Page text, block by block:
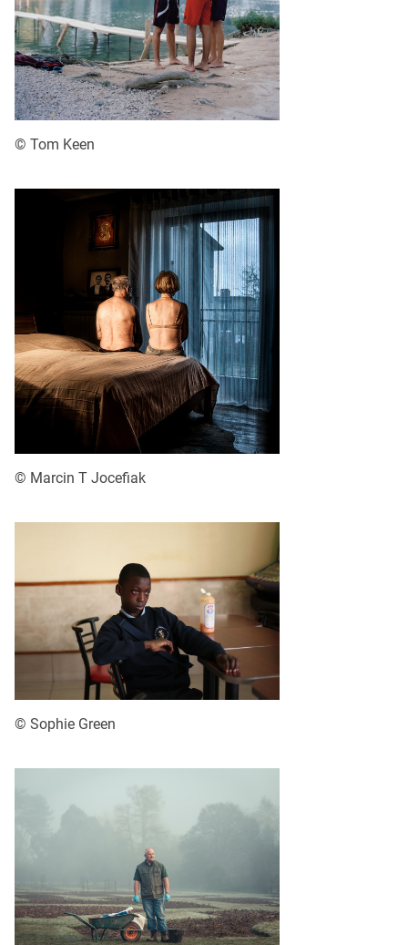
© Tom Keen
© Marcin T Joceﬁak
© Sophie Green